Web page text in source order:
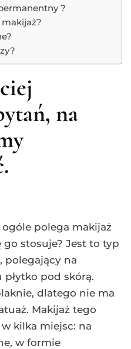
?
na
ogóle polega makijaż
stosuje? Jest to typ
polegający na
pod skórą.
dlatego nie ma
Makijaż tego
kilka miejsc: na
w formie